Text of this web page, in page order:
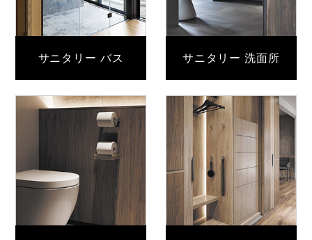
サニタリー バス サニタリー 洗面所